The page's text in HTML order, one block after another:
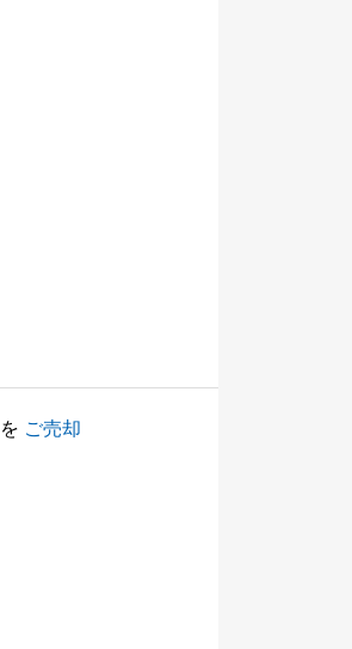
を ご売却